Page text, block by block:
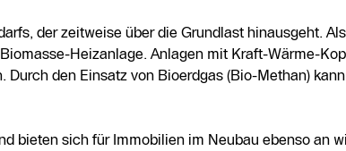
der zeitweise über die Grundlast hinausgeht.
Heizanlage. Anlagen mit Kraft-Wärme-
Durch den Einsatz von Bioerdgas (Bio-Methan)
bieten sich für Immobilien im Neubau ebenso an